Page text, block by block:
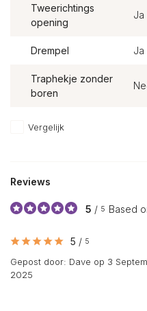
Tweerichtings
opening
Ja
Drempel Ja
Traphekje zonder
boren
Vergelijk
Reviews
5 / 5 Based
5 / 5
Gepost door: Dave op 3
2025